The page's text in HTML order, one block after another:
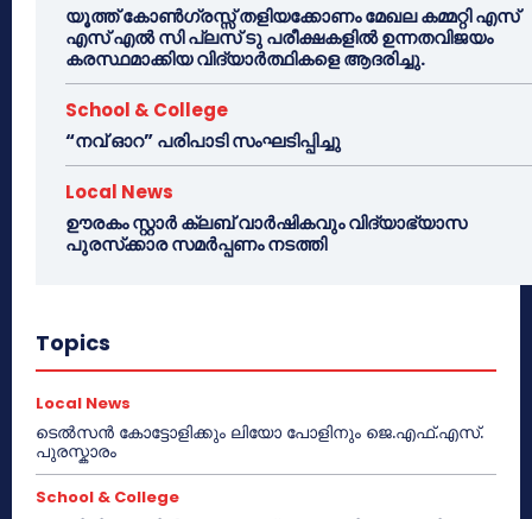
യൂത്ത് കോൺഗ്രസ്സ് തളിയക്കോണം മേഖല കമ്മറ്റി എസ്
എസ് എൽ സി പ്ലസ് ടു പരീക്ഷകളിൽ ഉന്നതവിജയം
കരസ്ഥമാക്കിയ വിദ്യാർത്ഥികളെ ആദരിച്ചു.
School & College
“നവ് ഓറ” പരിപാടി സംഘടിപ്പിച്ചു
Local News
ഊരകം സ്റ്റാർ ക്ലബ് വാർഷികവും വിദ്യാഭ്യാസ
പുരസ്‌ക്കാര സമർപ്പണം നടത്തി
Topics
Local News
ടെൽസൻ കോട്ടോളിക്കും ലിയോ പോളിനും ജെ.എഫ്.എസ്.
പുരസ്കാരം
School & College